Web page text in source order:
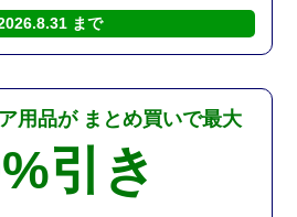
まで
用品が まとめ買いで最大
引き